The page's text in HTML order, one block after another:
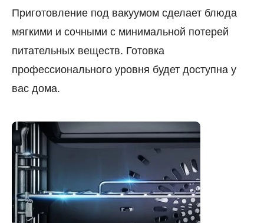
Приготовление под вакуумом сделает блюда
мягкими и сочными с минимальной потерей
питательных веществ. Готовка
профессионального уровня будет доступна у
вас дома.